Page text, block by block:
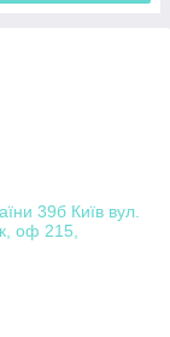
39б Київ вул.
оф 215,